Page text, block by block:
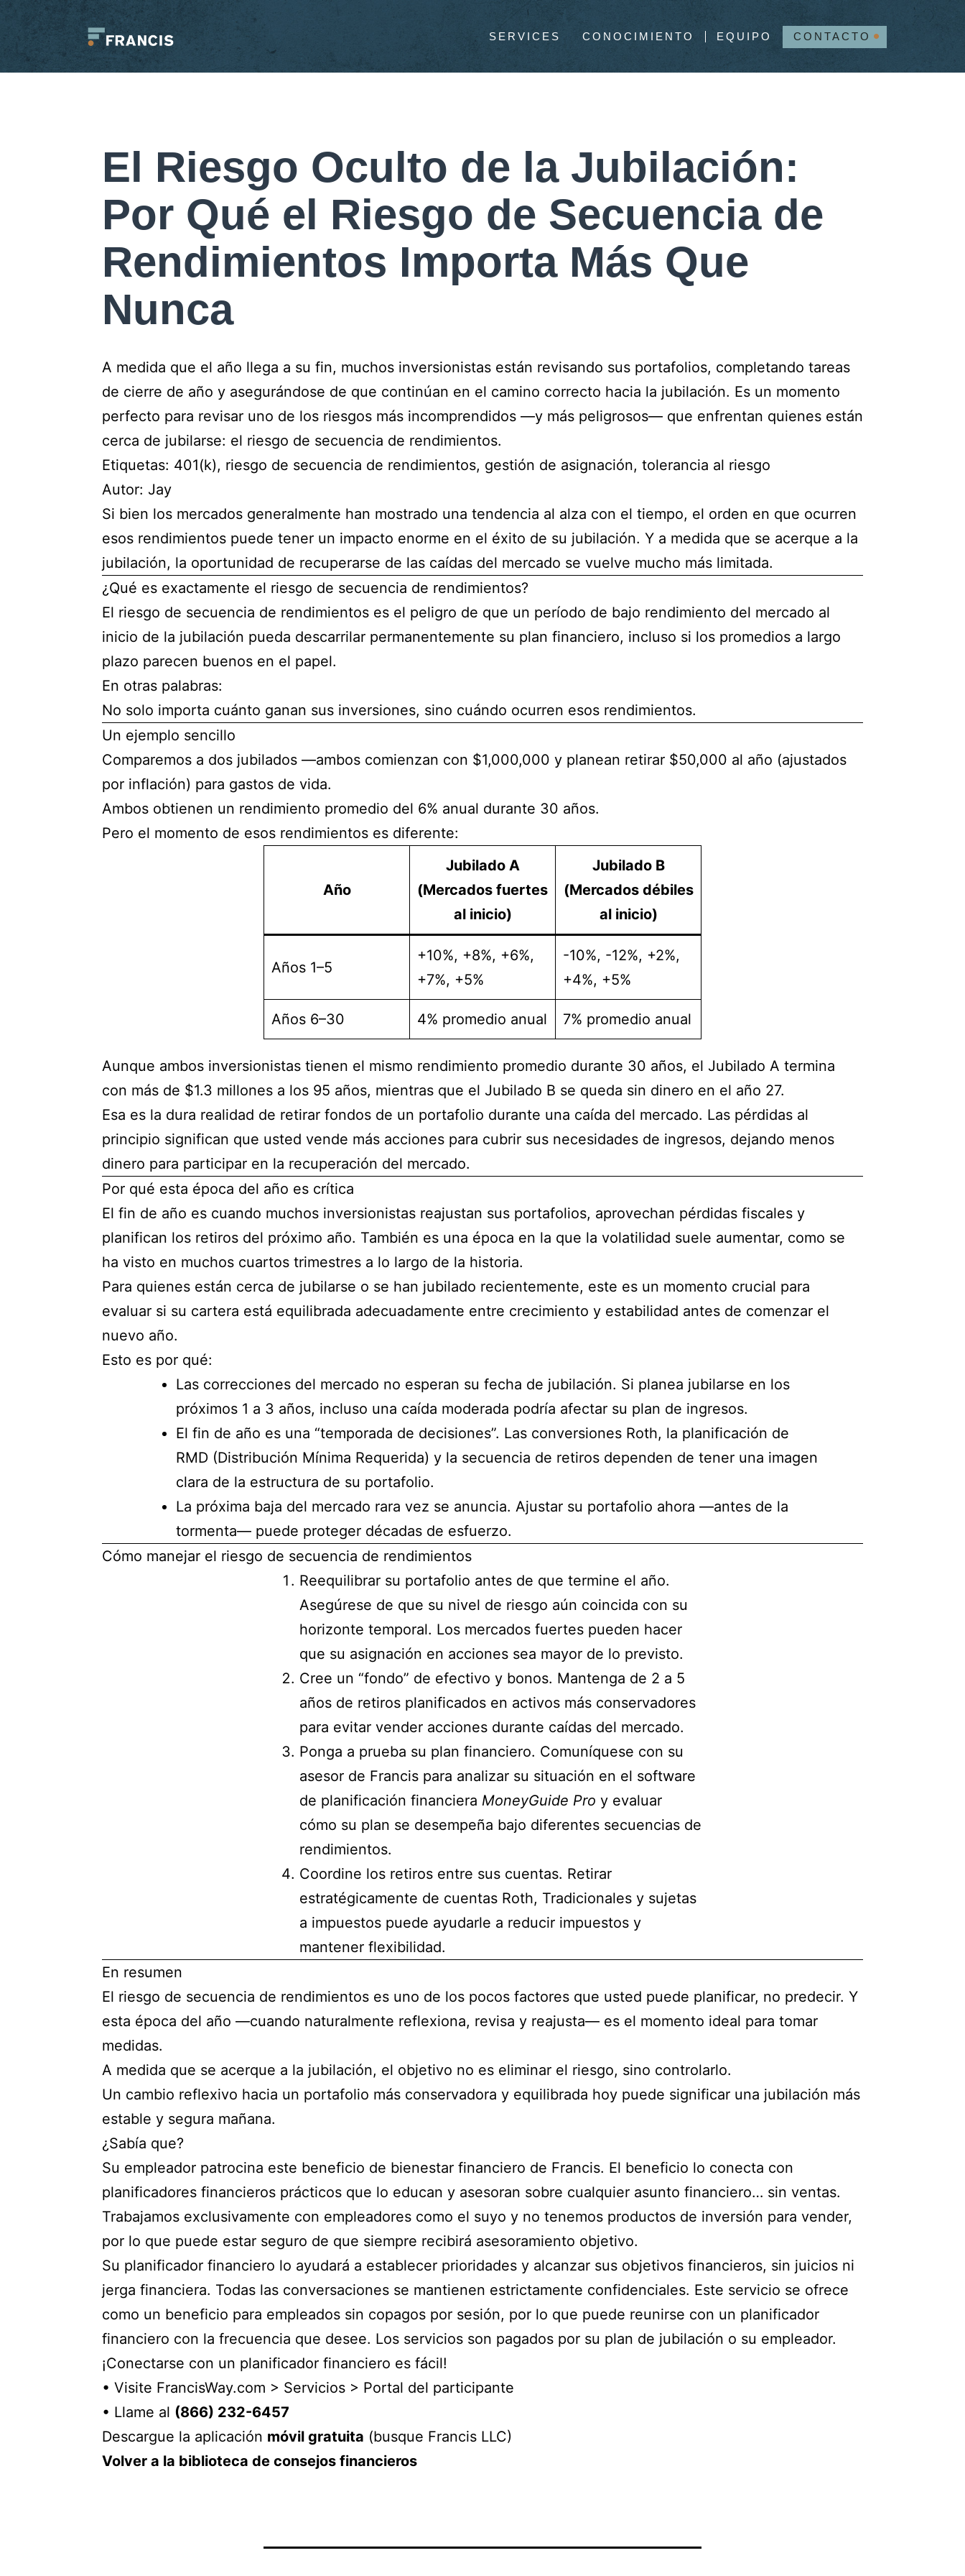
Saltar
contenido
Francis
SERVICES CONOCIMIENTO EQUIPO CONTACTO
El Riesgo Oculto de la Jubilación:
Por Qué el Riesgo de Secuencia de
Rendimientos Importa Más Que
Nunca
A medida que el año llega a su fin, muchos inversionistas están revisando sus portafolios, completando tareas
de cierre de año y asegurándose de que continúan en el camino correcto hacia la jubilación. Es un momento
perfecto para revisar uno de los riesgos más incomprendidos —y más peligrosos— que enfrentan quienes están
cerca de jubilarse: el riesgo de secuencia de rendimientos.
Etiquetas: 401(k), riesgo de secuencia de rendimientos, gestión de asignación, tolerancia al riesgo
Autor: Jay
Si bien los mercados generalmente han mostrado una tendencia al alza con el tiempo, el orden en que ocurren
esos rendimientos puede tener un impacto enorme en el éxito de su jubilación. Y a medida que se acerque a la
jubilación, la oportunidad de recuperarse de las caídas del mercado se vuelve mucho más limitada.
¿Qué es exactamente el riesgo de secuencia de rendimientos?
El riesgo de secuencia de rendimientos es el peligro de que un período de bajo rendimiento del mercado al
inicio de la jubilación pueda descarrilar permanentemente su plan financiero, incluso si los promedios a largo
plazo parecen buenos en el papel.
En otras palabras:
No solo importa cuánto ganan sus inversiones, sino cuándo ocurren esos rendimientos.
Un ejemplo sencillo
Comparemos a dos jubilados —ambos comienzan con $1,000,000 y planean retirar $50,000 al año (ajustados
por inflación) para gastos de vida.
Ambos obtienen un rendimiento promedio del 6% anual durante 30 años.
Pero el momento de esos rendimientos es diferente:
Año
Jubilado A
(Mercados fuertes
al inicio)
Jubilado B
(Mercados débiles
al inicio)
Años 1–5
+10%, +8%, +6%,
+7%, +5%
-10%, -12%, +2%,
+4%, +5%
Años 6–30 4% promedio anual 7% promedio anual
Aunque ambos inversionistas tienen el mismo rendimiento promedio durante 30 años, el Jubilado A termina
con más de $1.3 millones a los 95 años, mientras que el Jubilado B se queda sin dinero en el año 27.
Esa es la dura realidad de retirar fondos de un portafolio durante una caída del mercado. Las pérdidas al
principio significan que usted vende más acciones para cubrir sus necesidades de ingresos, dejando menos
dinero para participar en la recuperación del mercado.
Por qué esta época del año es crítica
El fin de año es cuando muchos inversionistas reajustan sus portafolios, aprovechan pérdidas fiscales y
planifican los retiros del próximo año. También es una época en la que la volatilidad suele aumentar, como se
ha visto en muchos cuartos trimestres a lo largo de la historia.
Para quienes están cerca de jubilarse o se han jubilado recientemente, este es un momento crucial para
evaluar si su cartera está equilibrada adecuadamente entre crecimiento y estabilidad antes de comenzar el
nuevo año.
Esto es por qué:
Las correcciones del mercado no esperan su fecha de jubilación. Si planea jubilarse en los
próximos 1 a 3 años, incluso una caída moderada podría afectar su plan de ingresos.
El fin de año es una “temporada de decisiones”. Las conversiones Roth, la planificación de
RMD (Distribución Mínima Requerida) y la secuencia de retiros dependen de tener una imagen
clara de la estructura de su portafolio.
La próxima baja del mercado rara vez se anuncia. Ajustar su portafolio ahora —antes de la
tormenta— puede proteger décadas de esfuerzo.
Cómo manejar el riesgo de secuencia de rendimientos
Reequilibrar su portafolio antes de que termine el año.
Asegúrese de que su nivel de riesgo aún coincida con su
horizonte temporal. Los mercados fuertes pueden hacer
que su asignación en acciones sea mayor de lo previsto.
Cree un “fondo” de efectivo y bonos. Mantenga de 2 a 5
años de retiros planificados en activos más conservadores
para evitar vender acciones durante caídas del mercado.
Ponga a prueba su plan financiero. Comuníquese con su
asesor de Francis para analizar su situación en el software
de planificación financiera MoneyGuide Pro y evaluar
cómo su plan se desempeña bajo diferentes secuencias de
rendimientos.
Coordine los retiros entre sus cuentas. Retirar
estratégicamente de cuentas Roth, Tradicionales y sujetas
a impuestos puede ayudarle a reducir impuestos y
mantener flexibilidad.
En resumen
El riesgo de secuencia de rendimientos es uno de los pocos factores que usted puede planificar, no predecir. Y
esta época del año —cuando naturalmente reflexiona, revisa y reajusta— es el momento ideal para tomar
medidas.
A medida que se acerque a la jubilación, el objetivo no es eliminar el riesgo, sino controlarlo.
Un cambio reflexivo hacia un portafolio más conservadora y equilibrada hoy puede significar una jubilación más
estable y segura mañana.
¿Sabía que?
Su empleador patrocina este beneficio de bienestar financiero de Francis. El beneficio lo conecta con
planificadores financieros prácticos que lo educan y asesoran sobre cualquier asunto financiero… sin ventas.
Trabajamos exclusivamente con empleadores como el suyo y no tenemos productos de inversión para vender,
por lo que puede estar seguro de que siempre recibirá asesoramiento objetivo.
Su planificador financiero lo ayudará a establecer prioridades y alcanzar sus objetivos financieros, sin juicios ni
jerga financiera. Todas las conversaciones se mantienen estrictamente confidenciales. Este servicio se ofrece
como un beneficio para empleados sin copagos por sesión, por lo que puede reunirse con un planificador
financiero con la frecuencia que desee. Los servicios son pagados por su plan de jubilación o su empleador.
¡Conectarse con un planificador financiero es fácil!
• Visite FrancisWay.com > Servicios > Portal del participante
• Llame al (866) 232-6457
Descargue la aplicación móvil gratuita (busque Francis LLC)
Volver a la biblioteca de consejos financieros